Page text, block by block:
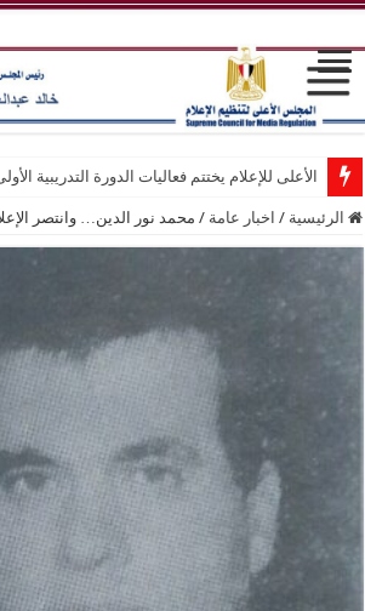
الأعلى للإعلام يختتم فعاليات الدورة التدريبية
الرئيسية / اخبار عامة / محمد نور الدين… وانتصر